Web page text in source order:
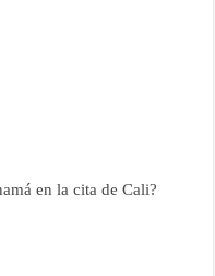
en la cita de Cali?